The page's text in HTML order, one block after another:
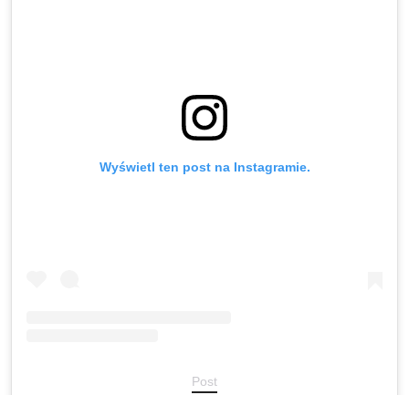
Wyświetl ten post na Instagramie.
Post